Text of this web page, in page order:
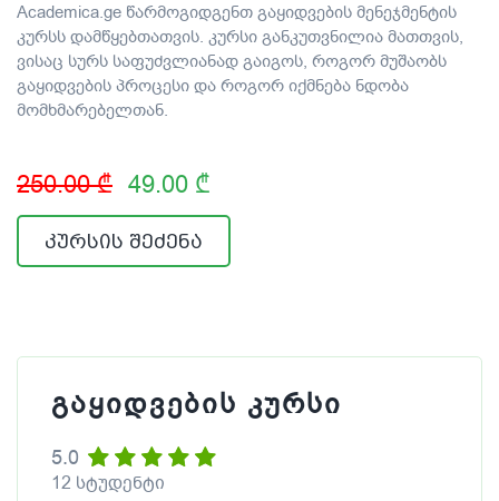
Academica.ge წარმოგიდგენთ გაყიდვების მენეჯმენტის
კურსს დამწყებთათვის. კურსი განკუთვნილია მათთვის,
ვისაც სურს საფუძვლიანად გაიგოს, როგორ მუშაობს
გაყიდვების პროცესი და როგორ იქმნება ნდობა
მომხმარებელთან.
250.00 ₾ 49.00 ₾
კურსის შეძენა
გაყიდვების კურსი
5.0
12 სტუდენტი